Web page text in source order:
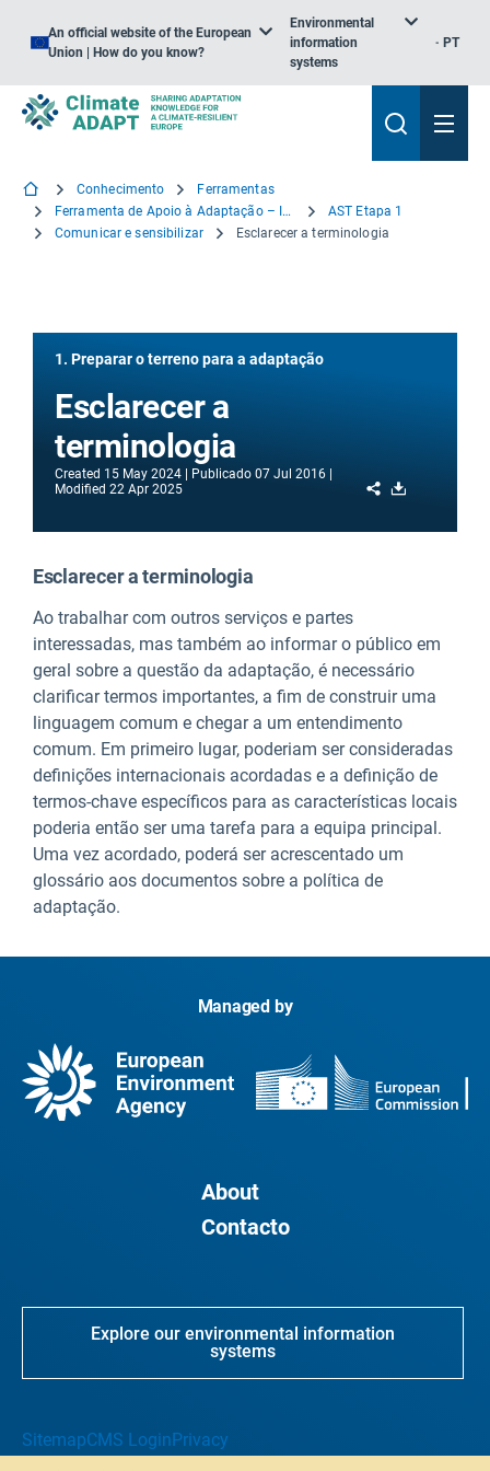
An official website of the European
Union | How do you know?
Environmental
information
systems
PT
Conhecimento
Ferramentas
Ferramenta de Apoio à Adaptação – Introdução
AST Etapa 1
Comunicar e sensibilizar
Esclarecer a terminologia
1. Preparar o terreno para a adaptação
Esclarecer a
terminologia
Created 15 May 2024 Publicado 07 Jul 2016
Modified 22 Apr 2025 Share
Esclarecer a terminologia
Ao trabalhar com outros serviços e partes
interessadas, mas também ao informar o público em
geral sobre a questão da adaptação, é necessário
clarificar termos importantes, a fim de construir uma
linguagem comum e chegar a um entendimento
comum. Em primeiro lugar, poderiam ser consideradas
definições internacionais acordadas e a definição de
termos-chave específicos para as características locais
poderia então ser uma tarefa para a equipa principal.
Uma vez acordado, poderá ser acrescentado um
glossário aos documentos sobre a política de
adaptação.
Managed by
About
Contacto
Explore our environmental information
systems
SitemapCMS LoginPrivacy